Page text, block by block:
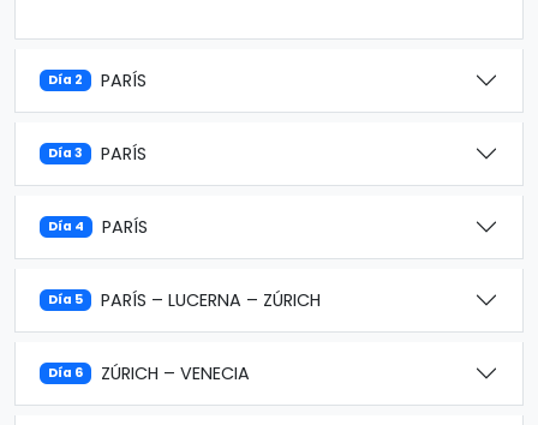
Día 2 PARÍS
Día 3 PARÍS
Día 4 PARÍS
Día 5 PARÍS – LUCERNA – ZÚRICH
Día 6 ZÚRICH – VENECIA